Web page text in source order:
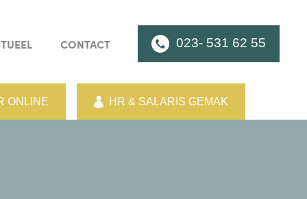
CONTACT 023- 531 62 55
ONLINE HR & SALARIS GEMAK